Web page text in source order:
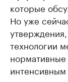
которые
Но уже
технологии
интенсивным